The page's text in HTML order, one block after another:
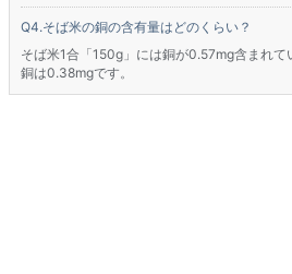
そば米の銅の含有量はどのくらい？
そば米1合「150g」には銅が0.57mg含まれ
銅は0.38mgです。